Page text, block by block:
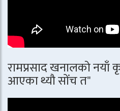
रामप्रसाद खनालको
आएका थ्यौ सोंच त"